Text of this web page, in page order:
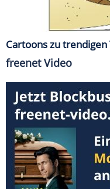
Cartoons zu
freenet Video